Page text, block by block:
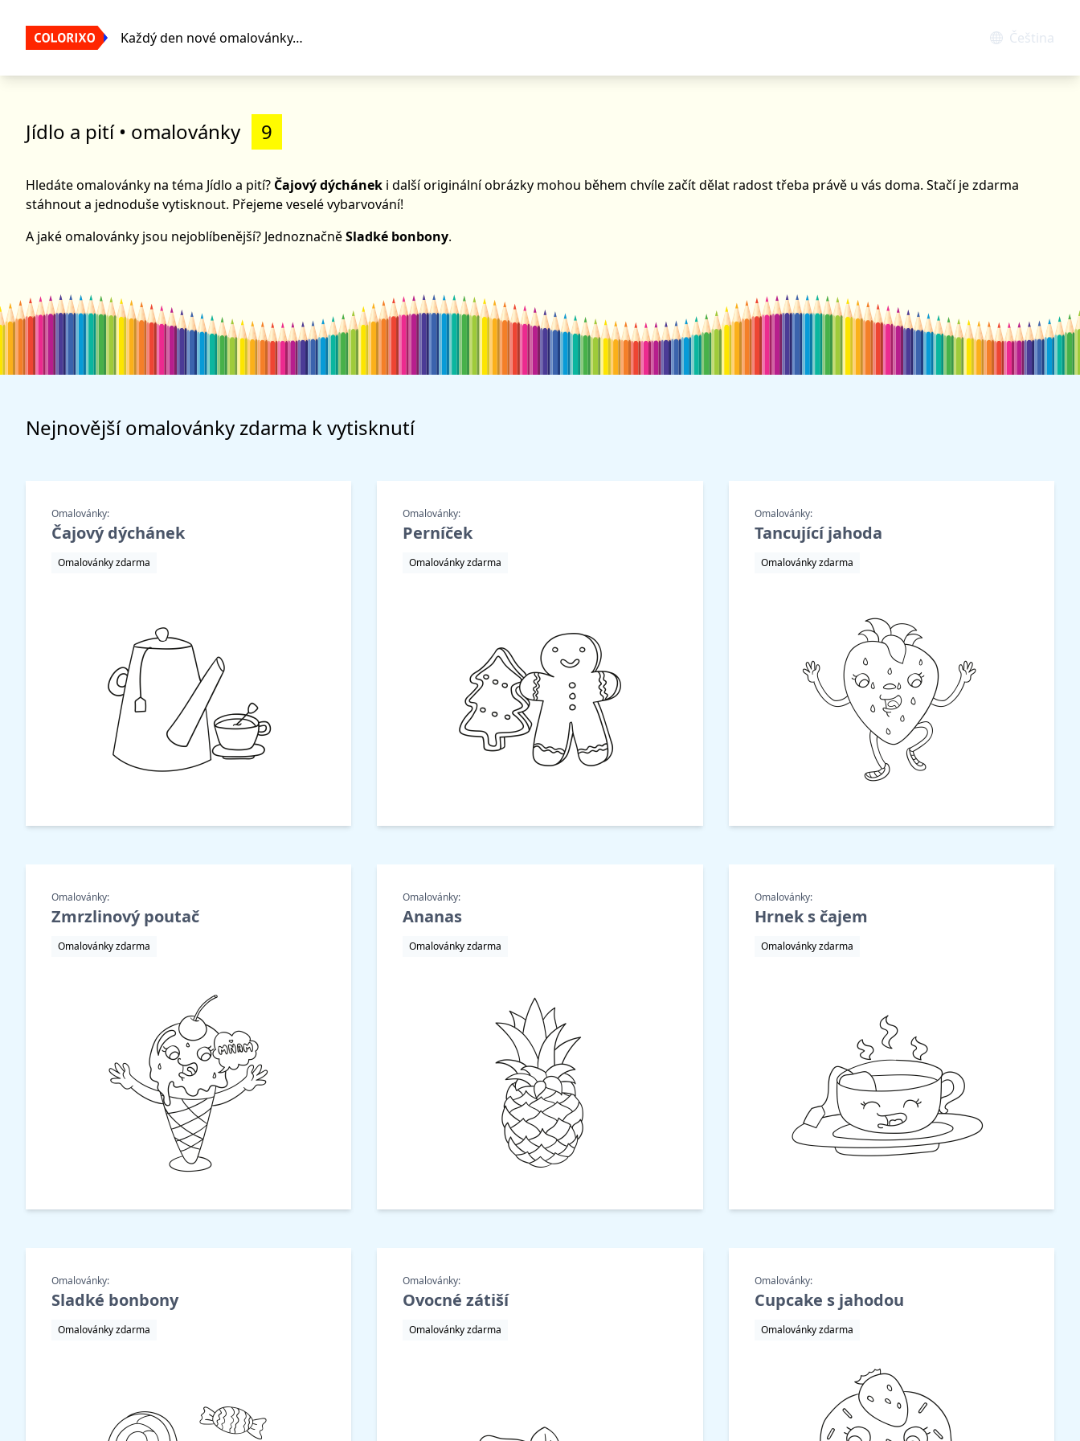
Každý den nové omalovánky… Čeština
Jídlo a pití• omalovánky 9
Hledáte omalovánky na téma Jídlo a pití? Čajový dýchánek i další originální obrázky mohou během chvíle začít dělat radost třeba právě u vás doma. Stačí je zdarma
stáhnout a jednoduše vytisknout. Přejeme veselé vybarvování!
A jaké omalovánky jsou nejoblíbenější? JednoznačněSladké bonbony.
Nejnovějšíomalovánky zdarma k vytisknutí
Omalovánky:
Čajový dýchánek
Omalovánky zdarma
Omalovánky:
Perníček
Omalovánky zdarma
Omalovánky:
Tancující jahoda
Omalovánky zdarma
Omalovánky:
Zmrzlinový poutač
Omalovánky zdarma
Omalovánky:
Ananas
Omalovánky zdarma
Omalovánky:
Hrnek s čajem
Omalovánky zdarma
Omalovánky:
Sladké bonbony
Omalovánky zdarma
Omalovánky:
Ovocné zátiší
Omalovánky zdarma
Omalovánky:
Cupcake s jahodou
Omalovánky zdarma